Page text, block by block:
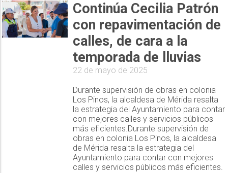
Continúa Cecilia Patrón
con repavimentación de
calles, de cara a la
temporada de lluvias
22 de mayo de 2025
Durante supervisión de obras en colonia
Los Pinos, la alcaldesa de Mérida resalta
la estrategia del Ayuntamiento para contar
con mejores calles y servicios públicos
más eficientes.Durante supervisión de
obras en colonia Los Pinos, la alcaldesa
de Mérida resalta la estrategia del
Ayuntamiento para contar con mejores
calles y servicios públicos más eficientes.